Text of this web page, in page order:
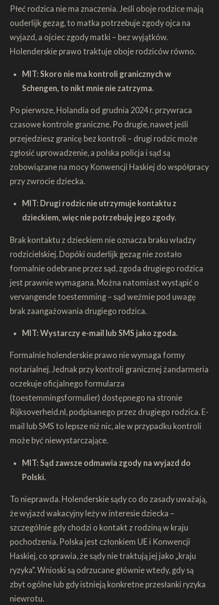
Płeć rodzica nie ma znaczenia. Jeśli oboje rodzice mają
ouderlijk gezag, to matka potrzebuje zgody ojca na
wyjazd, a ojciec zgody matki – bez wyjątków.
Holenderskie prawo traktuje oboje rodziców równo.
MIT: Skoro nie ma kontroli granicznych w
Schengen, to nikt mnie nie zatrzyma.
Po pierwsze, Holandia od grudnia 2024 r. przywraca
czasowe kontrole graniczne. Po drugie, nawet jeśli
przejedziesz granicę bez kontroli – drugi rodzic może
zgłosić uprowadzenie, a polska policja i sąd są
zobowiązane na mocy Konwencji Haskiej do współpracy
przy zwrocie dziecka.
MIT: Drugi rodzic nie utrzymuje kontaktu z
dzieckiem, więc nie potrzebuję jego zgody.
Brak kontaktu z dzieckiem nie oznacza braku władzy
rodzicielskiej. Dopóki ouderlijk gezag nie zostało
formalnie odebrane przez sąd, zgoda drugiego rodzica
jest prawnie wymagana. Można natomiast wystąpić o
vervangende toestemming – sąd weźmie pod uwagę
brak zaangażowania drugiego rodzica.
MIT: Wystarczy e-mail lub SMS jako zgoda.
Formalnie holenderskie prawo nie wymaga formy
notarialnej. Jednak przy kontroli granicznej żandarmeria
oczekuje oficjalnego formularza
(toestemmingsformulier) dostępnego na stronie
Rijksoverheid.nl, podpisanego przez drugiego rodzica. E-
mail lub SMS to lepsze niż nic, ale w przypadku kontroli
może być niewystarczające.
MIT: Sąd zawsze odmawia zgody na wyjazd do
Polski.
To nieprawda. Holenderskie sądy co do zasady uważają,
że wyjazd wakacyjny leży w interesie dziecka –
szczególnie gdy chodzi o kontakt z rodziną w kraju
pochodzenia. Polska jest członkiem UE i Konwencji
Haskiej, co sprawia, że sądy nie traktują jej jako „kraju
ryzyka”. Wnioski są odrzucane głównie wtedy, gdy są
zbyt ogólne lub gdy istnieją konkretne przesłanki ryzyka
niewrotu.